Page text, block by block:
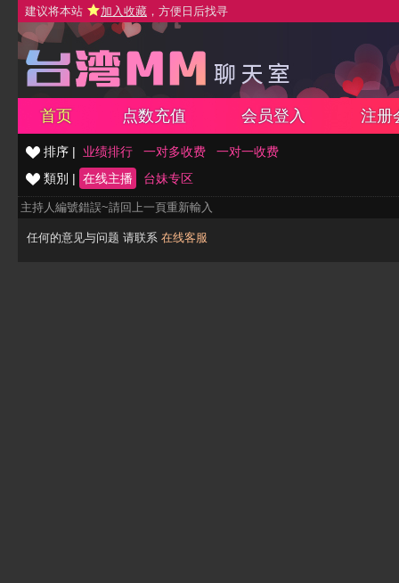
建议将本站 加入收藏 ，方便日后找寻
首页 点数充值 会员登入 注册
排序 | 业绩排行 一对多收费
一对一收费
類別 | 在线主播 台妹专区
主持人編號錯誤~請回上一頁重新輸入
任何的意见与问题 请联系 在线客服